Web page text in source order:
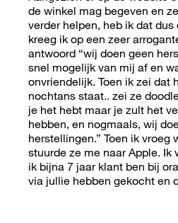
de winkel mag begeven en
verder helpen, heb ik dat
kreeg ik op een zeer
antwoord “wij doen geen
snel mogelijk van mij af en
onvriendelijk. Toen ik zei dat
nochtans staat.. zei ze
je het hebt maar je zult het
hebben, en nogmaals, wij
herstellingen.” Toen ik vroeg
stuurde ze me naar Apple.
ik bijna 7 jaar klant ben bij
via jullie hebben gekocht en